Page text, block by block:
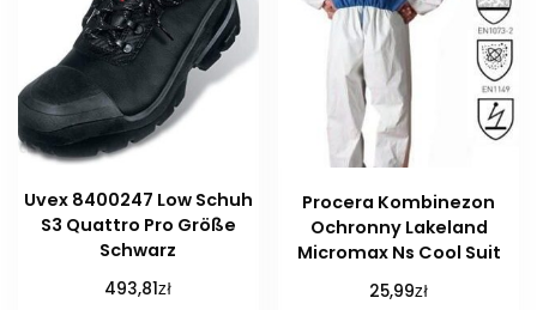
Uvex 8400247 Low Schuh
S3 Quattro Pro Größe
Schwarz
493,81zł
Procera Kombinezon
Ochronny Lakeland
Micromax Ns Cool Suit
25,99zł